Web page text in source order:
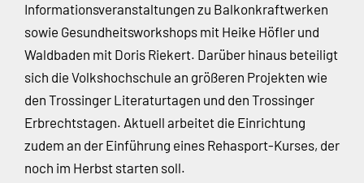
Informationsveranstaltungen zu Balkonkraftwerken
sowie Gesundheitsworkshops mit Heike Höfler und
Waldbaden mit Doris Riekert. Darüber hinaus beteiligt
sich die Volkshochschule an größeren Projekten wie
den Trossinger Literaturtagen und den Trossinger
Erbrechtstagen. Aktuell arbeitet die Einrichtung
zudem an der Einführung eines Rehasport-Kurses, der
noch im Herbst starten soll.